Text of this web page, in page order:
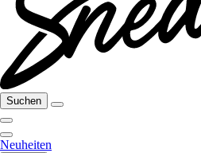
Suchen
Neuheiten